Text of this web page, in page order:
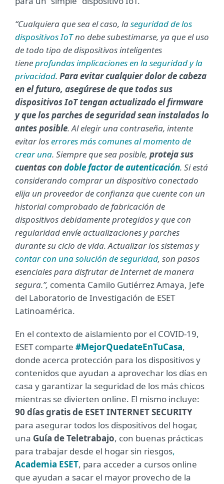
“Cualquiera que sea el caso, laseguridad de los
dispositivos IoTno debe subestimarse, ya que el uso
de todo tipo de dispositivos inteligentes
tieneprofundas implicaciones en la seguridad y la
privacidad. Para evitar cualquier dolor de cabeza
en el futuro, asegúrese de que todos sus
dispositivos IoT tengan actualizado el firmware
y que los parches de seguridad sean instalados lo
antes posible. Al elegir una contraseña, intente
evitar loserrores más comunes al momento de
crear una. Siempre que sea posible, proteja sus
cuentas condoble factor de autenticación. Si está
considerando comprar un dispositivo conectado
elija un proveedor de confianza que cuente con un
historial comprobado de fabricación de
dispositivos debidamente protegidos y que con
regularidad envíe actualizaciones y parches
durante su ciclo de vida. Actualizar los sistemas y
contar con una solución de seguridad, son pasos
esenciales para disfrutar de Internet de manera
segura.”, comenta Camilo Gutiérrez Amaya, Jefe
del Laboratorio de Investigación de ESET
Latinoamérica.
En el contexto de aislamiento por el COVID-19,
ESET comparte #MejorQuedateEnTuCasa,
donde acerca protección para los dispositivos y
contenidos que ayudan a aprovechar los días en
casa y garantizar la seguridad de los más chicos
mientras se divierten online. El mismo incluye:
90 días gratis de ESET INTERNET SECURITY
para asegurar todos los dispositivos del hogar,
una Guía de Teletrabajo, con buenas prácticas
para trabajar desde el hogar sin riesgos,
Academia ESET, para acceder a cursos online
que ayudan a sacar el mayor provecho de la